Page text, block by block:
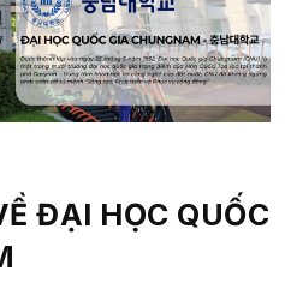
ĐẠI HỌC QUỐC